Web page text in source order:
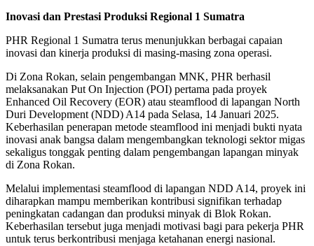
Inovasi dan Prestasi Produksi Regional 1 Sumatra
PHR Regional 1 Sumatra terus menunjukkan berbagai capaian
inovasi dan kinerja produksi di masing-masing zona operasi.
Di Zona Rokan, selain pengembangan MNK, PHR berhasil
melaksanakan Put On Injection (POI) pertama pada proyek
Enhanced Oil Recovery (EOR) atau steamflood di lapangan North
Duri Development (NDD) A14 pada Selasa, 14 Januari 2025.
Keberhasilan penerapan metode steamflood ini menjadi bukti nyata
inovasi anak bangsa dalam mengembangkan teknologi sektor migas
sekaligus tonggak penting dalam pengembangan lapangan minyak
di Zona Rokan.
Melalui implementasi steamflood di lapangan NDD A14, proyek ini
diharapkan mampu memberikan kontribusi signifikan terhadap
peningkatan cadangan dan produksi minyak di Blok Rokan.
Keberhasilan tersebut juga menjadi motivasi bagi para pekerja PHR
untuk terus berkontribusi menjaga ketahanan energi nasional.